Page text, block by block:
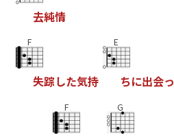
去純情
F
失踪した気持
E
ちに出会っ
F G